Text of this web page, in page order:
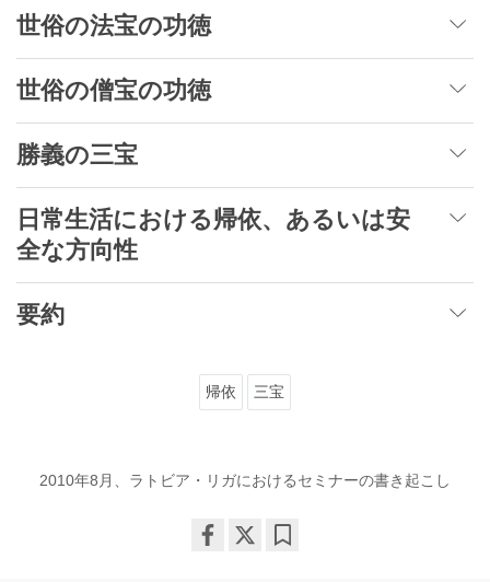
世俗の法宝の功徳
世俗の僧宝の功徳
勝義の三宝
日常生活における帰依、あるいは安
全な方向性
要約
帰依 三宝
2010年8月、ラトビア・リガにおけるセミナーの書き起こし